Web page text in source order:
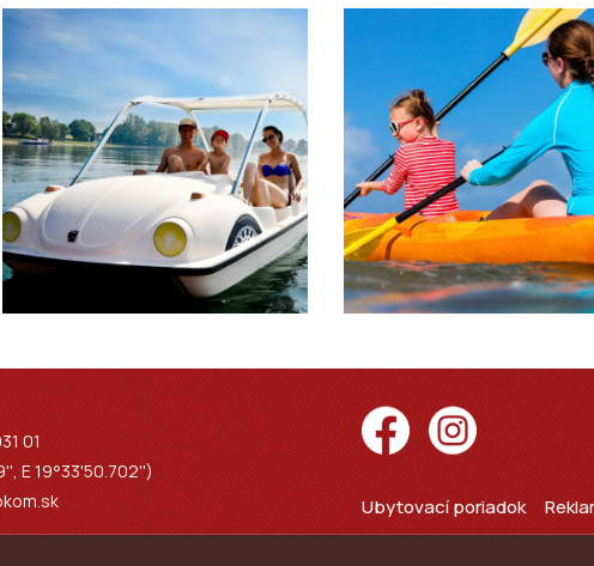
01
E 19°33'50.702'')
Ubytovací poriadok